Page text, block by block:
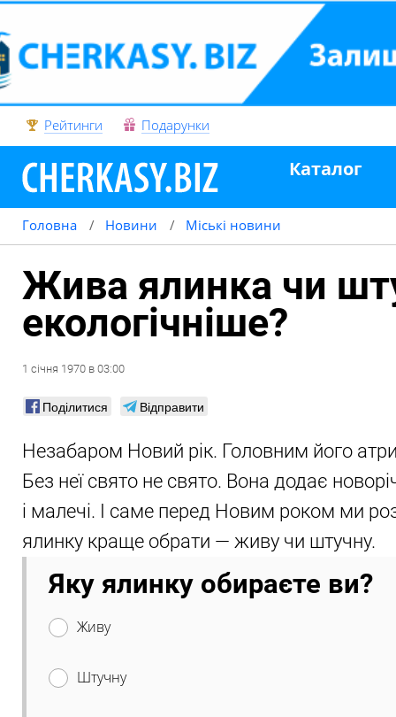
Рейтинги Подарунки
Каталог
Головна Новини Міські новини
Жива ялинка чи
екологічніше?
1 січня 1970 в 03:00
Поділитися Відправити
Незабаром Новий рік. Головним його
Без неї свято не свято. Вона додає
і малечі. І саме перед Новим роком ми
ялинку краще обрати — живу чи штучну.
Яку ялинку обираєте ви?
Живу
Штучну